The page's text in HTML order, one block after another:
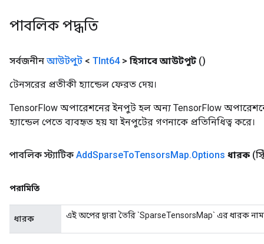
পাবলিক পদ্ধতি
সর্বজনীন আউটপুট < TInt64> হিসাবে আউটপুট ()
টেনসরের প্রতীকী হ্যান্ডেল ফেরত দেয়।
TensorFlow অপারেশনের ইনপুট হল অন্য TensorFlow
হ্যান্ডেল পেতে ব্যবহৃত হয় যা ইনপুটের গণনাকে প্রতিনিধিত্ব করে।
পাবলিক স্ট্যাটিক AddSparseToTensorsMap.Options ধারক
পরামিতি
ধারক এই অপের দ্বারা তৈরি `SparseTensorsMap` এর ধারক